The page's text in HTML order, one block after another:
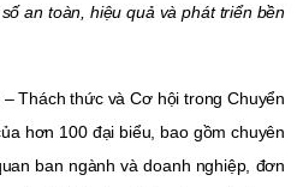
an toàn, hiệu quả và phát triển bền
– Thách thức và Cơ hội trong Chuyển
hơn 100 đại biểu, bao gồm chuyên
ban ngành và doanh nghiệp, đơn